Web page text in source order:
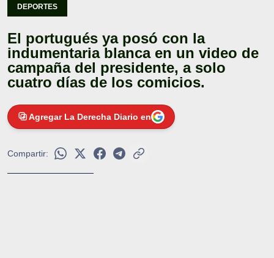
DEPORTES
El portugués ya posó con la
indumentaria blanca en un video de
campaña del presidente, a solo
cuatro días de los comicios.
Agregar La Derecha Diario en
Compartir: